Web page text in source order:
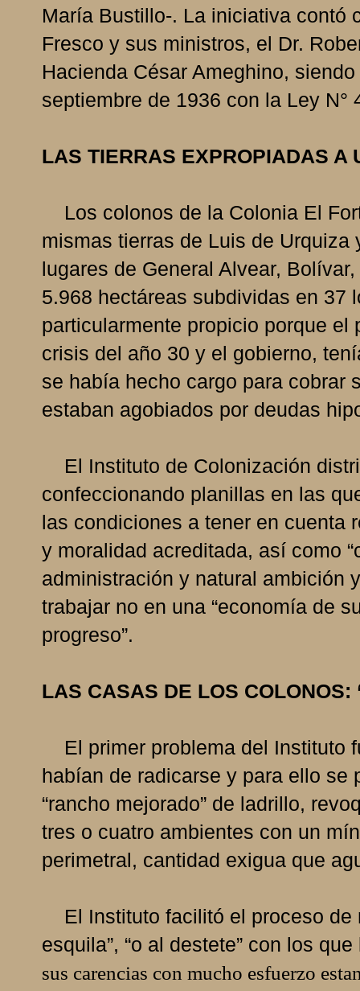
María Bustillo-. La iniciativa contó
Fresco y sus ministros, el Dr.
Hacienda César Ameghino,
septiembre de 1936 con la Ley N°
LAS TIERRAS EXPROPIADAS A
Los colonos de la Colonia El
mismas tierras de Luis de
lugares de General Alvear,
5.968 hectáreas subdividas en 37
particularmente propicio porque
crisis del año 30 y el gobierno,
se había hecho cargo para cobrar
estaban agobiados por deudas
El Instituto de Colonización
confeccionando planillas en las
las condiciones a tener en cuenta
y moralidad acreditada, así como
administración y natural ambición
trabajar no en una “economía de
progreso”.
LAS CASAS DE LOS COLONOS:
El primer problema del Instituto
habían de radicarse y para ello se
“rancho mejorado” de ladrillo,
tres o cuatro ambientes con un
perimetral, cantidad exigua que
El Instituto facilitó el proceso de
esquila”, “o al destete” con los
sus carencias con mucho esfuerzo